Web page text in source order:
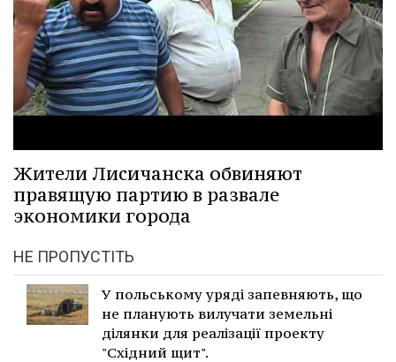
Жители Лисичанска обвиняют
правящую партию в развале
экономики города
НЕ ПРОПУСТІТЬ
У польському уряді запевняють, що
не планують вилучати земельні
ділянки для реалізації проекту
"Східний щит".